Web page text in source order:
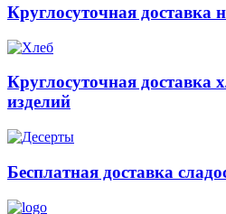
Круглосуточная доставка
Круглосуточная доставка
изделий
Бесплатная доставка